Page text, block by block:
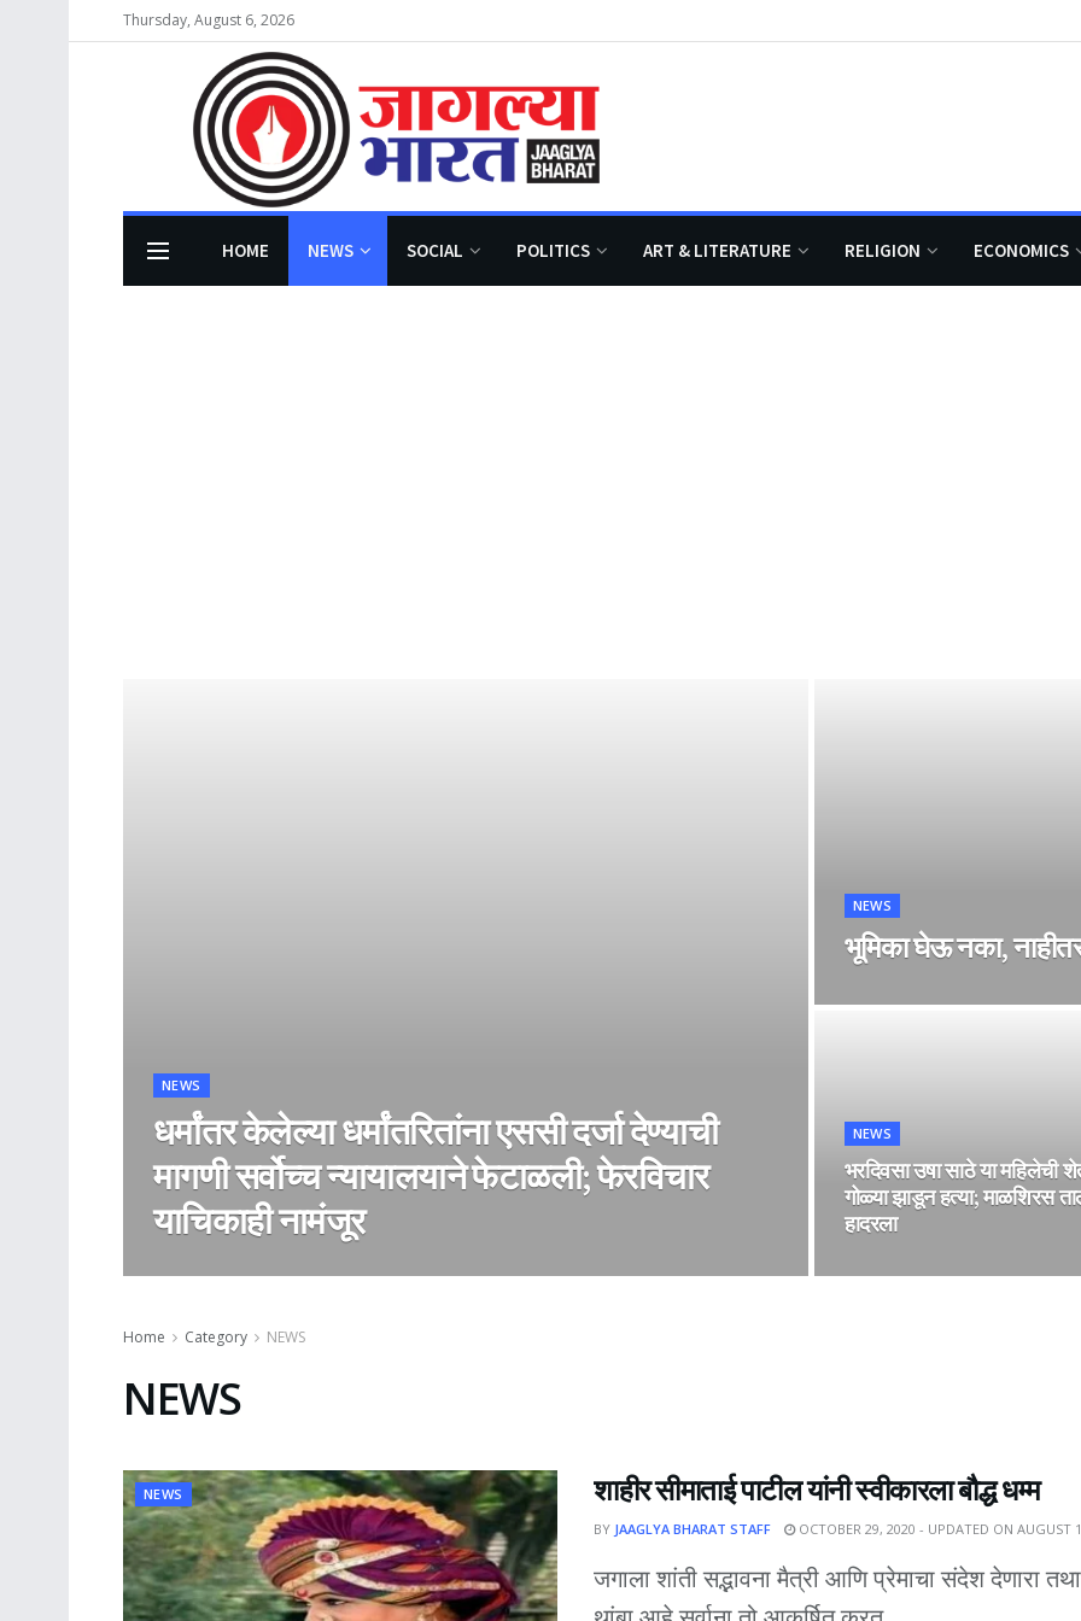
Thursday, August 6, 2026
HOME NEWS SOCIAL POLITICS ART & LITERATURE RELIGION ECONOMICS
NEWS
धर्मांतर केलेल्या धर्मांतरितांना एससी दर्जा देण्याची
मागणी सर्वोच्च न्यायालयाने फेटाळली; फेरविचार
याचिकाही नामंजूर
NEWS
भूमिका घेऊ नका,
NEWS
भरदिवसा उषा साठे या महिलेची
गोळ्या झाडून हत्या; माळशिरस
हादरला
Home Category NEWS
NEWS
NEWS शाहीर सीमाताई पाटील यांनी स्वीकारला बौद्ध धम्म
BY JAAGLYA BHARAT STAFF OCTOBER 29, 2020 - UPDATED ON AUGUST
जगाला शांती सद्भावना मैत्री आणि प्रेमाचा संदेश देणारा